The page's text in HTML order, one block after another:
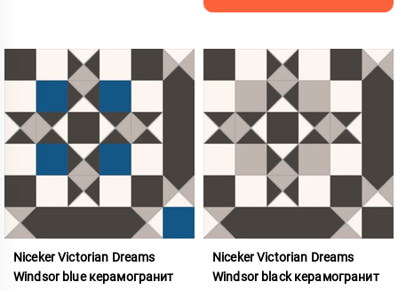
Niceker Victorian Dreams
Windsor blue керамогранит
Niceker Victorian Dreams
Windsor black керамогранит